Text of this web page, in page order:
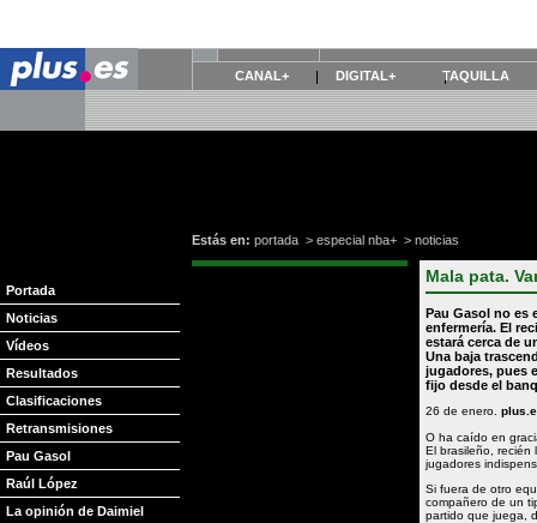
CANAL+ DIGITAL+ TAQUILLA
Portada
Noticias
Vídeos
Resultados
Clasificaciones
Retransmisiones
Pau Gasol
Raúl López
La opinión de Daimiel
Estás en: portada > especial nba+ > noticias
Mala pata.
Pau Gasol no es
enfermería. El
estará cerca de
Una baja
jugadores, pues
fijo desde el
26 de enero.
O ha caído en
El brasileño,
jugadores
Si fuera de otro
compañero de un
partido que juega,